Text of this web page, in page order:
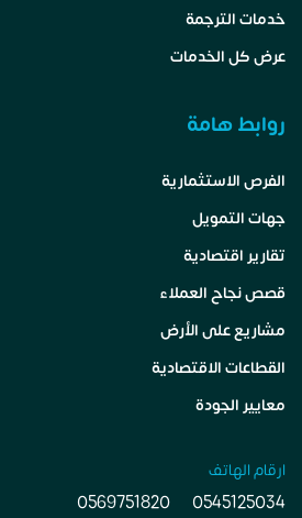
خدمات الترجمة
عرض كل الخدمات
روابط هامة
الفرص الاستثمارية
جهات التمويل
تقارير اقتصادية
قصص نجاح العملاء
مشاريع على الأرض
القطاعات الاقتصادية
معايير الجودة
ارقام الهاتف
0545125034
0569751820